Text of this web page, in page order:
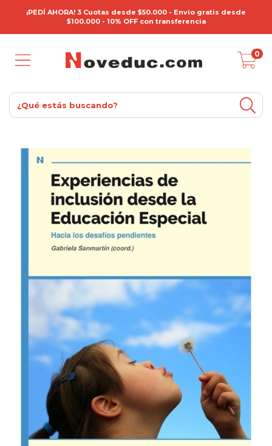
¡PEDÍ AHORA! 3 Cuotas desde $50.000 - Envío gratis desde
$100.000 - 10% OFF con transferencia
0